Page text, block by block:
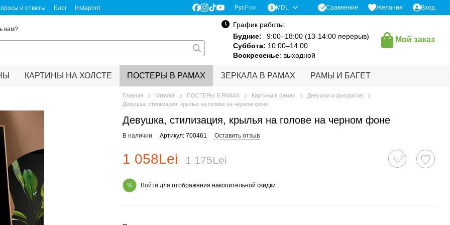
и ответы Блог
Instaprint
РусРум MDL Сравнение Желания Вход
вам?
График работы:
Будние:
9:00–18:00 (13-14:00 перерыв)
Суббота: 10:00–14:00
Воскресенье: выходной
Мой заказ
КАРТИНЫ НА ХОЛСТЕ ПОСТЕРЫ В РАМАХ ЗЕРКАЛА В РАМАХ РАМЫ И БАГЕТ
Главная Каталог ПОСТЕРЫ В РАМАХ Картины в рамах
Девушки и фигуратив
Девушка, стилизация, крылья на голове на черном фоне
Девушка, стилизация, крылья на голове на черном фоне
В наличии Артикул: 700461 Оставить отзыв
1 058Lei 1 175Lei
% Войти для отображения накопительной скидки